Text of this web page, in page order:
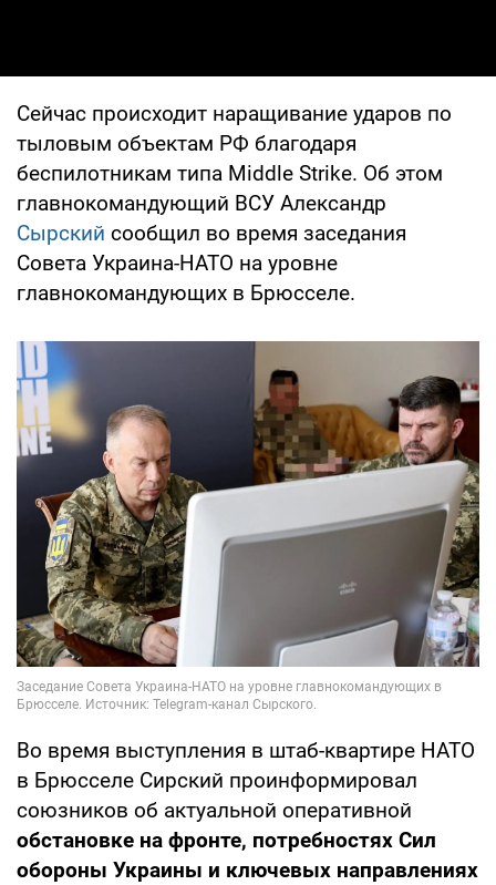
Сейчас происходит наращивание ударов по
тыловым объектам РФ благодаря
беспилотникам типа Middle Strike. Об этом
главнокомандующий ВСУ Александр
Сырский сообщил во время заседания
Совета Украина-НАТО на уровне
главнокомандующих в Брюсселе.
Во время выступления в штаб-квартире НАТО
в Брюсселе Сирский проинформировал
союзников об актуальной оперативной
обстановке на фронте, потребностях Сил
обороны Украины и ключевых направлениях